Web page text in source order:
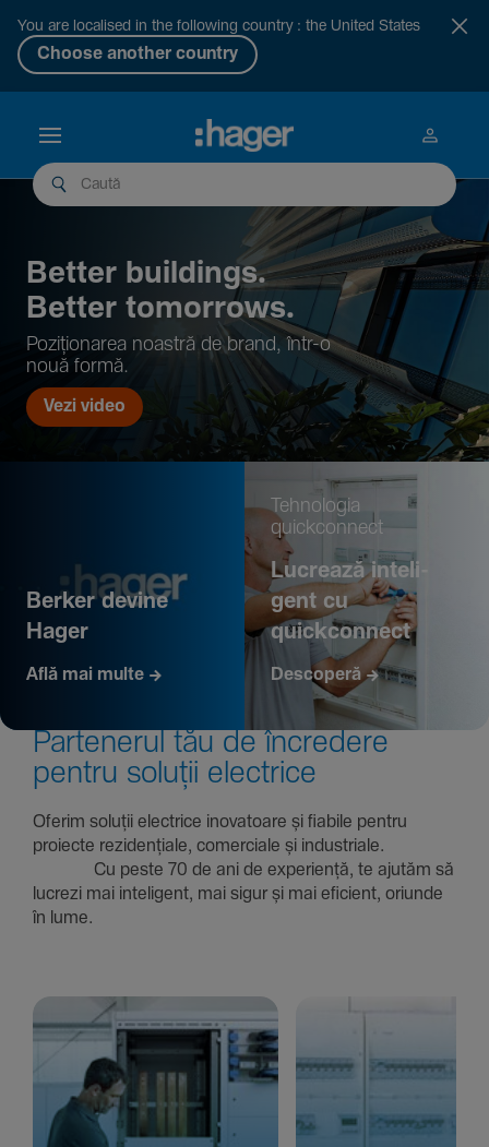
You are localised in the following country : the United States
Choose another country
Better buil­dings.
Better tomor­rows.
Pozi­țio­narea noastră de brand, într-o
nouă formă.
Vezi video
Berker devine
Hager
Află mai multe
Tehno­logia
quickconnect
Lucrează inte­li­
gent cu
quickconnect
Descoperă
Parte­nerul tău de încre­dere
pentru soluții electrice
Oferim soluții electrice inova­toare și fiabile pentru
proiecte rezi­den­țiale, comer­ciale și indus­triale.
Cu peste 70 de ani de expe­riență, te ajutăm să
lucrezi mai inte­li­gent, mai sigur și mai eficient, oriunde
în lume.